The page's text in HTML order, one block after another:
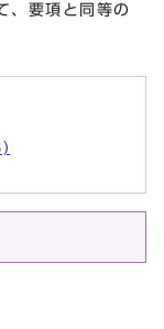
、要項と同等の